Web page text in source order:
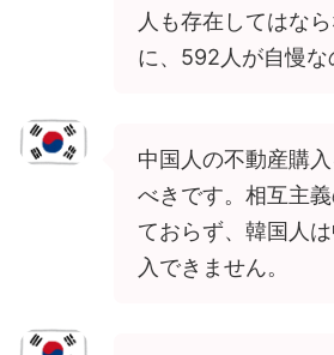
人も存在してはな
に、592人が自慢な
中国人の不動産購
べきです。相互主
ておらず、韓国人
入できません。